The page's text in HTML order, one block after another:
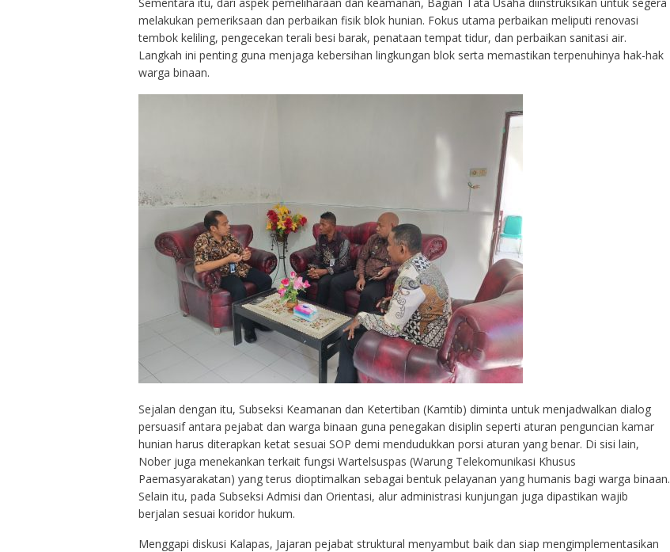
melakukan pemeriksaan dan perbaikan fisik blok hunian. Fokus utama perbaikan meliputi renovasi
tembok keliling, pengecekan terali besi barak, penataan tempat tidur, dan perbaikan sanitasi air.
Langkah ini penting guna menjaga kebersihan lingkungan blok serta memastikan terpenuhinya hak-hak
warga binaan.
Sejalan dengan itu, Subseksi Keamanan dan Ketertiban (Kamtib) diminta untuk menjadwalkan dialog
persuasif antara pejabat dan warga binaan guna penegakan disiplin seperti aturan penguncian kamar
hunian harus diterapkan ketat sesuai SOP demi mendudukkan porsi aturan yang benar. Di sisi lain,
Nober juga menekankan terkait fungsi Wartelsuspas (Warung Telekomunikasi Khusus
Paemasyarakatan) yang terus dioptimalkan sebagai bentuk pelayanan yang humanis bagi warga binaan.
Selain itu, pada Subseksi Admisi dan Orientasi, alur administrasi kunjungan juga dipastikan wajib
berjalan sesuai koridor hukum.
Menggapi diskusi Kalapas, Jajaran pejabat struktural menyambut baik dan siap mengimplementasikan